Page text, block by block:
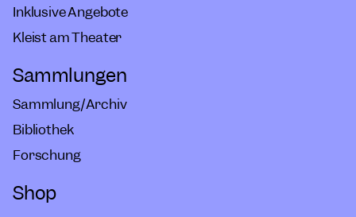
Inklusive Angebote
Kleist am Theater
Sammlungen
Sammlung/Archiv
Bibliothek
Forschung
Shop